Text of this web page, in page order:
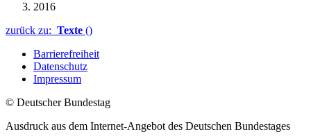
2016
zurück zu: Texte ()
Barrierefreiheit
Datenschutz
Impressum
© Deutscher Bundestag
Ausdruck aus dem Internet-Angebot des Deutschen Bundestages